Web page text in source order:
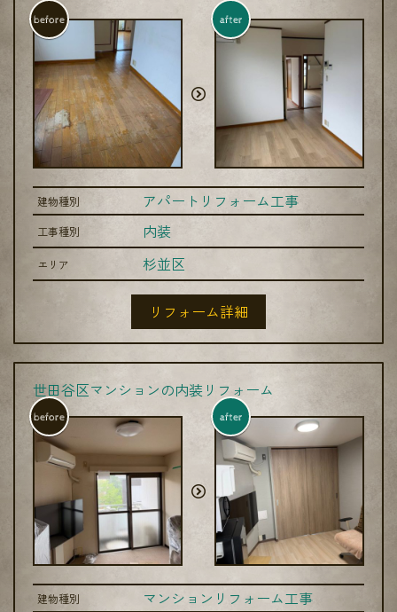
before after
建物種別 アパートリフォーム工事
工事種別 内装
エリア 杉並区
リフォーム詳細
世田谷区マンションの内装リフォーム
before after
建物種別 マンションリフォーム工事